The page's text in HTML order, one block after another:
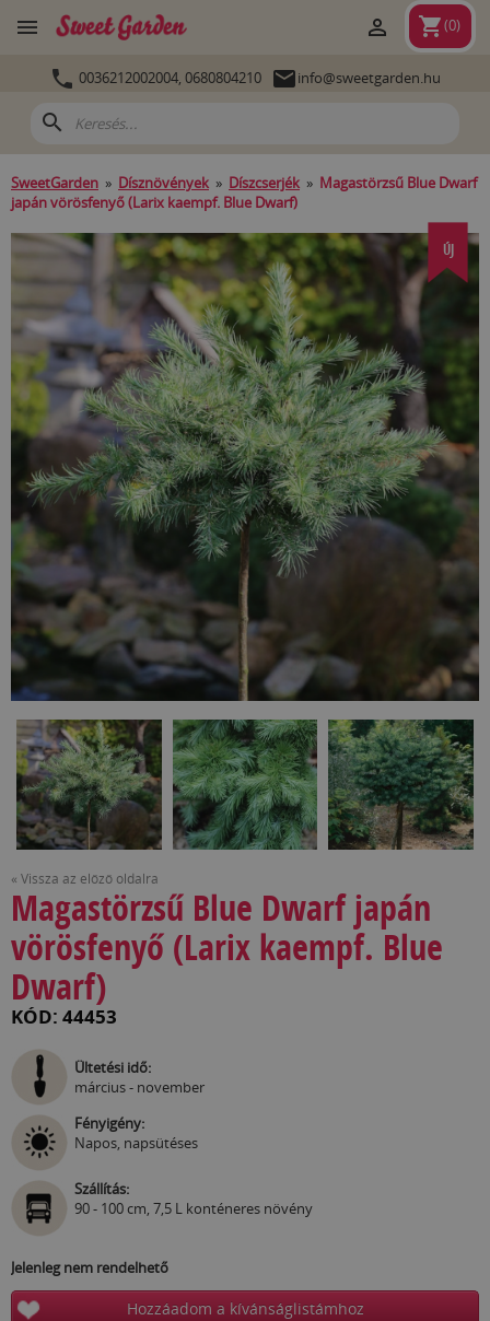
 shopping_cart(0)

 0036212002004, 0680804210 info@sweetgarden.hu
search
SweetGarden » Dísznövények » Díszcserjék » Magastörzsű Blue Dwarf
japán vörösfenyő (Larix kaempf. Blue Dwarf)
ÚJ
« Vissza az előző oldalra
Magastörzsű Blue Dwarf japán
vörösfenyő (Larix kaempf. Blue
Dwarf)
KÓD: 44453
Ültetési idő:
március - november
Fényigény:
Napos, napsütéses
Szállítás:
90 - 100 cm, 7,5 L konténeres növény
Jelenleg nem rendelhető
Hozzáadom a kívánságlistámhoz